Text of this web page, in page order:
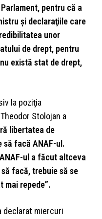
pentru că a
şi declaraţiile care
unor
de drept, pentru
există stat de drept,
la poziţia
Stolojan a
libertatea de
să facă ANAF-ul.
ul a făcut altceva
facă, trebuie să se
mai repede”.
declarat miercuri